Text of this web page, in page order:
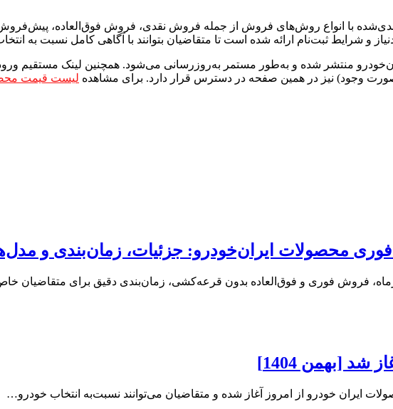
با انواع روش‌های فروش از جمله فروش نقدی، فروش فوق‌العاده، پیش‌فروش
و شرایط ثبت‌نام ارائه شده است تا متقاضیان بتوانند با آگاهی کامل نسبت به
منتشر شده و به‌طور مستمر به‌روزرسانی می‌شود. همچنین لینک مستقیم ورود
وجود) نیز در همین صفحه در دسترس قرار دارد. برای مشاهده لیست قیمت
فوری محصولات ایران‌خودرو: جزئیات، زمان‌بندی و
[بهمن 1404]
ایران خودرو از امروز آغاز شده و متقاضیان می‌توانند نسبت‌به انتخاب خودرو…